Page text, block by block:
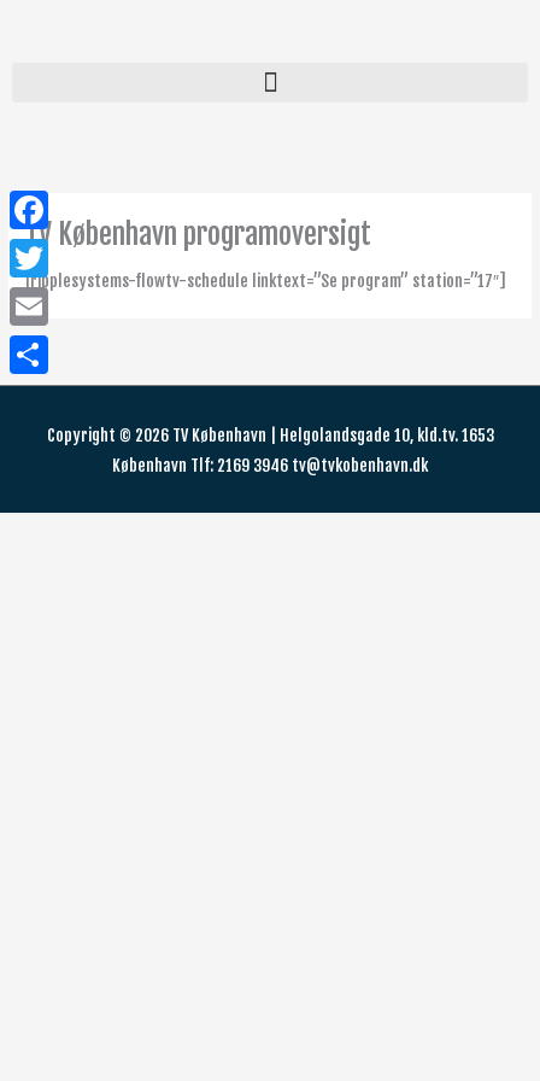
TV København programoversigt
[ripplesystems-flowtv-schedule linktext=”Se program” station=”17″]
Copyright © 2026 TV København | Helgolandsgade 10, kld.tv. 1653
København Tlf: 2169 3946 tv@tvkobenhavn.dk
Facebook
Twitter
Email
Share